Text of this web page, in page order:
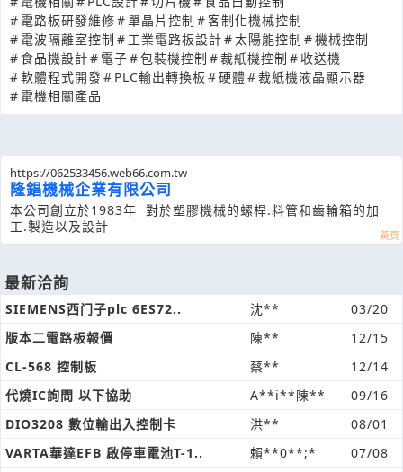
# 電路板研發維修#單晶片控制 #客制化機械控制
# 電波隔離室控制 # 工業電路板設計#太陽能控制 #機械控制
#食品機設計# 電子#包裝機控制 #裁紙機控制 # 收送機
#軟體程式開發# PLC輸出轉換板#硬體#裁紙機液晶顯示器
# 電機相關產品
https://062533456.web66.com.tw
隆錩機械企業有限公司
本公司創立於1983年 對於塑膠機械的螺桿.料管和齒輪箱的加
工.製造以及設計
最新洽詢
SIEMENS西门子plc 6ES72.. 沈**
03/20
版本二電路板報價
陳**
12/15
CL-568 控制板
蔡**
12/14
代燒IC詢問 以下協助
A**i**陳**
09/16
DIO3208 數位輸出入控制卡
洪**
08/01
VARTA華達EFB 啟停車電池T-1..
賴**0**;*
07/08